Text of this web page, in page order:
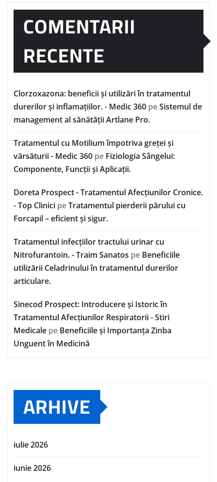
COMENTARII
RECENTE
Clorzoxazona: beneficii și utilizări în tratamentul
durerilor și inflamațiilor. - Medic 360 peSistemul de
management al sănătății Artlane Pro.
Tratamentul cu Motilium împotriva greței și
vărsăturii - Medic 360 pe Fiziologia Sângelui:
Componente, Funcții și Aplicații.
Doreta Prospect - Tratamentul Afecțiunilor Cronice.
- Top Clinici peTratamentul pierderii părului cu
Forcapil – eficient și sigur.
Tratamentul infecțiilor tractului urinar cu
Nitrofurantoin. - Traim Sanatos pe Beneficiile
utilizării Celadrinului în tratamentul durerilor
articulare.
Sinecod Prospect: Introducere și Istoric în
Tratamentul Afecțiunilor Respiratorii - Stiri
Medicale pe Beneficiile și Importanța Zinba
Unguent în Medicină
ARHIVE
iulie 2026
iunie 2026